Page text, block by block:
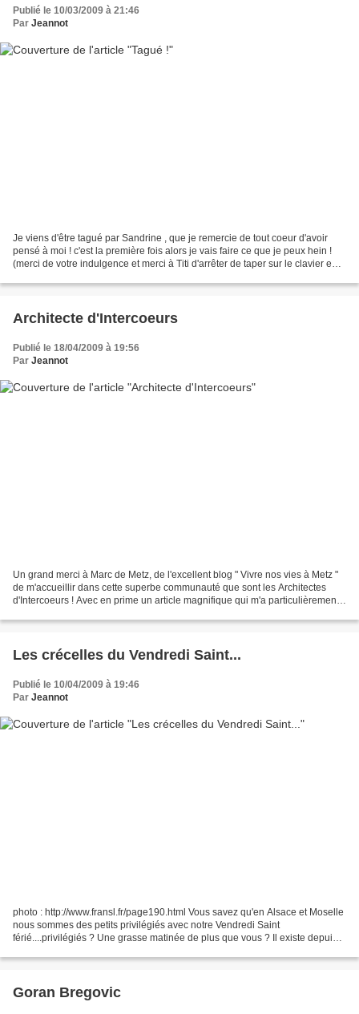
Publié le 10/03/2009 à 21:46
Par Jeannot
Je viens d'être tagué par Sandrine , que je remercie de tout coeur d'avoir
pensé à moi ! c'est la première fois alors je vais faire ce que je peux hein !
(merci de votre indulgence et merci à Titi d'arrêter de taper sur le clavier en
Architecte d'Intercoeurs
Publié le 18/04/2009 à 19:56
Par Jeannot
Un grand merci à Marc de Metz, de l'excellent blog " Vivre nos vies à Metz "
de m'accueillir dans cette superbe communauté que sont les Architectes
d'Intercoeurs ! Avec en prime un article magnifique qui m'a particulièrement
Les crécelles du Vendredi Saint...
Publié le 10/04/2009 à 19:46
Par Jeannot
photo : http://www.fransl.fr/page190.html Vous savez qu'en Alsace et Moselle
nous sommes des petits privilégiés avec notre Vendredi Saint
férié....privilégiés ? Une grasse matinée de plus que vous ? Il existe depuis
Goran Bregovic